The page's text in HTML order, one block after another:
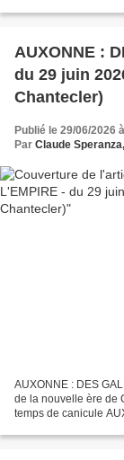
AUXONNE :
du 29 juin
Chantecler)
Publié le 29/06/2026
Par Claude
AUXONNE : DES
de la nouvelle ère de
temps de canicule